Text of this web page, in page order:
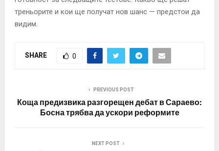
треньорите и кои ще получат нов шанс — предстои да
видим.
SHARE 0
PREVIOUS POST
Коща предизвика разгорещен дебат в Сараево:
Босна трябва да ускори реформите
NEXT POST